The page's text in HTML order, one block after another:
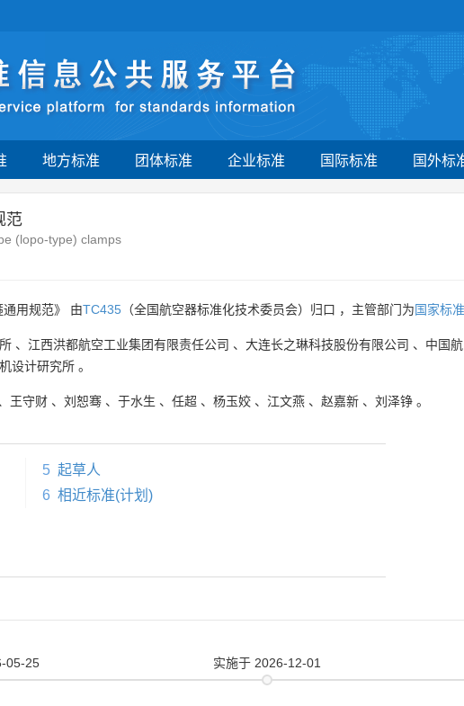
地方标准 团体标准 企业标准 国际标准 国外标
范
(lopo-type) clamps
用规范》 由TC435 （全国航空器标准化技术委员会）归口 ，主管部门为国家标
、 江西洪都航空工业集团有限责任公司 、 大连长之琳科技股份有限公司 、 中国
设计研究所 。
王守财 、 刘恕骞 、 于水生 、 任超 、 杨玉姣 、 江文燕 、 赵嘉新 、 刘泽铮 。
5 起草人
6 相近标准(计划)
05-25 实施于 2026-12-01